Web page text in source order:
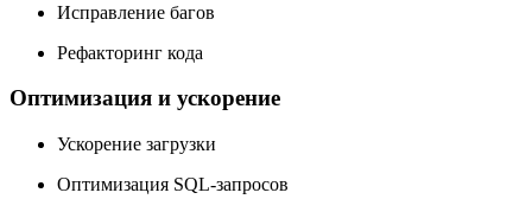
Исправление багов
Рефакторинг кода
Оптимизация и ускорение
Ускорение загрузки
Оптимизация SQL-запросов